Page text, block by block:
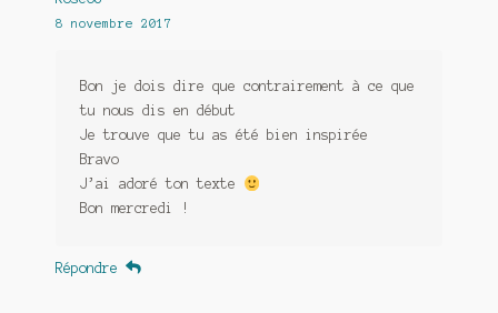
8 novembre 2017
Bon je dois dire que contrairement à ce que
tu nous dis en début
Je trouve que tu as été bien inspirée
Bravo
J’ai adoré ton texte
Bon mercredi !
Répondre